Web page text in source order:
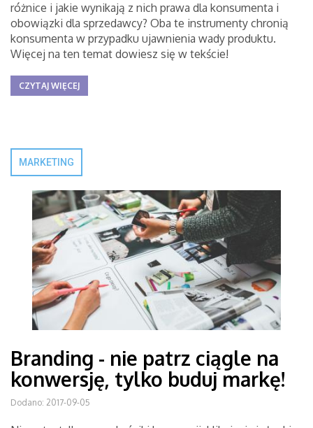
różnice i jakie wynikają z nich prawa dla konsumenta i
obowiązki dla sprzedawcy? Oba te instrumenty chronią
konsumenta w przypadku ujawnienia wady produktu.
Więcej na ten temat dowiesz się w tekście!
CZYTAJ WIĘCEJ
MARKETING
Branding - nie patrz ciągle na
konwersję, tylko buduj markę!
Dodano: 2017-09-05